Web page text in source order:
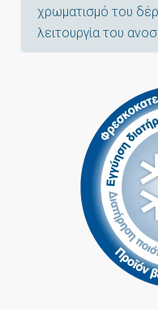
χρωματισμό του
λειτουργία του